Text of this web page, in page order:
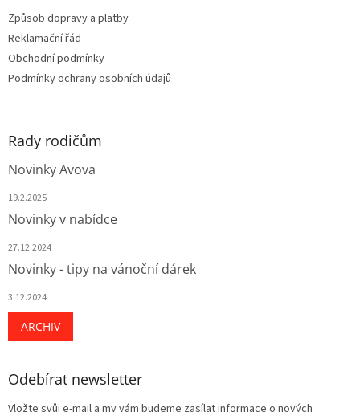
Způsob dopravy a platby
Reklamační řád
Obchodní podmínky
Podmínky ochrany osobních údajů
Rady rodičům
Novinky Avova
19.2.2025
Novinky v nabídce
27.12.2024
Novinky - tipy na vánoční dárek
3.12.2024
ARCHIV
Odebírat newsletter